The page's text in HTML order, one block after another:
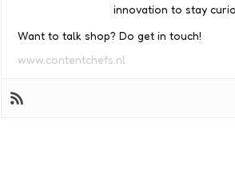
innovation to stay
Want to talk shop? Do get in touch!
www.contentchefs.nl